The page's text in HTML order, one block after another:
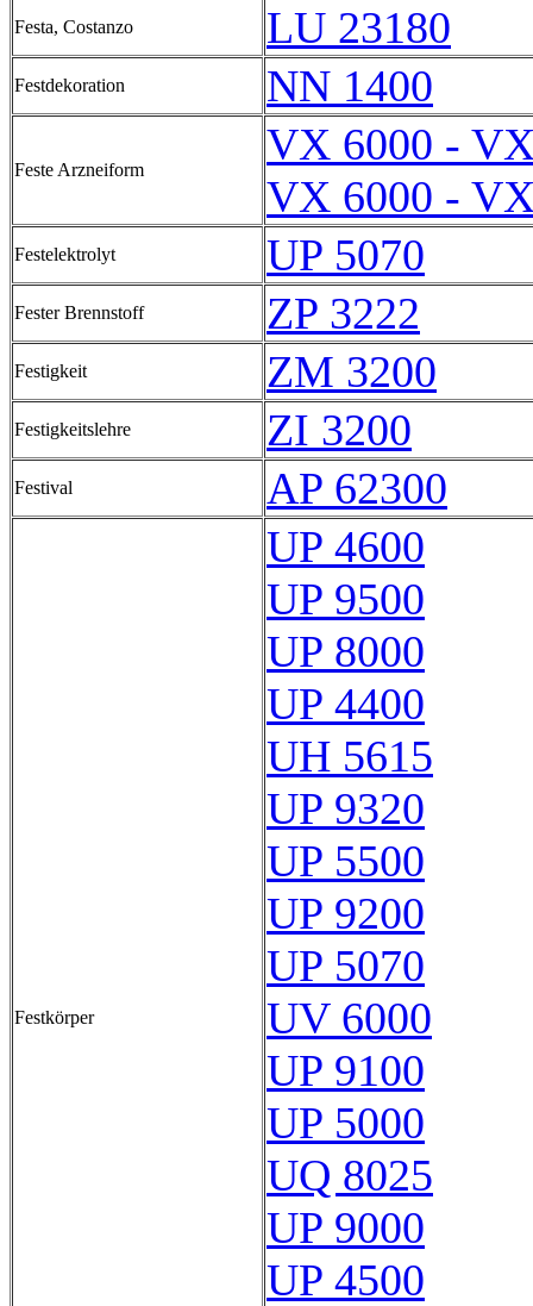
Festa, Costanzo LU 23180
Festdekoration NN 1400
Feste Arzneiform
VX 6000 -
VX 6000 -
Festelektrolyt UP 5070
Fester Brennstoff ZP 3222
Festigkeit ZM 3200
Festigkeitslehre ZI 3200
Festival AP 62300
Festkörper
UP 4600
UP 9500
UP 8000
UP 4400
UH 5615
UP 9320
UP 5500
UP 9200
UP 5070
UV 6000
UP 9100
UP 5000
UQ 8025
UP 9000
UP 4500